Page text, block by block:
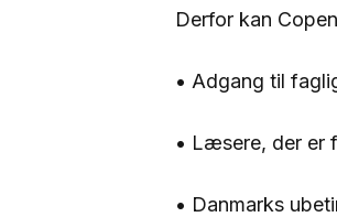
Derfor kan
• Adgang til
• Læsere, der er
• Danmarks